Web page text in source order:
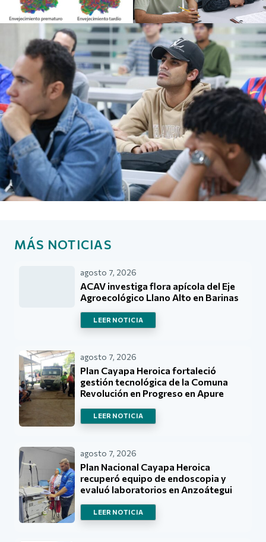
MÁS NOTICIAS
agosto 7, 2026
ACAV investiga flora apícola del Eje
Agroecológico Llano Alto en Barinas
LEER NOTICIA
agosto 7, 2026
Plan Cayapa Heroica fortaleció
gestión tecnológica de la Comuna
Revolución en Progreso en Apure
LEER NOTICIA
agosto 7, 2026
Plan Nacional Cayapa Heroica
recuperó equipo de endoscopia y
evaluó laboratorios en Anzoátegui
LEER NOTICIA